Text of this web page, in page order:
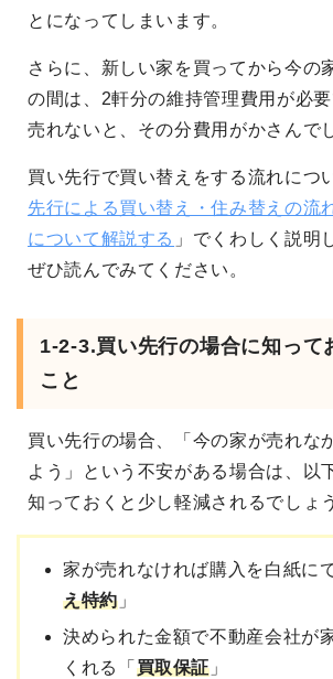
とになってしまいます。
さらに、新しい家を買ってから今の
の間は、2軒分の維持管理費用が必
売れないと、その分費用がかさんで
買い先行で買い替えをする流れにつ
先行による買い替え・住み替えの流
について解説する 」でくわしく説明
ぜひ読んでみてください。
1-2-3.買い先行の場合に知って
こと
買い先行の場合、「今の家が売れな
よう」という不安がある場合は、以
知っておくと少し軽減されるでしょ
家が売れなければ購入を白紙に
え特約」
決められた金額で不動産会社が
くれる「 買取保証 」